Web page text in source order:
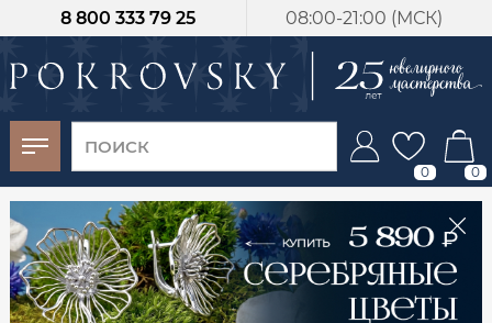
08:00-21:00 (МСК)
8 800 333 79 25
0 0
-30%
от 15 дней с
момента оплаты